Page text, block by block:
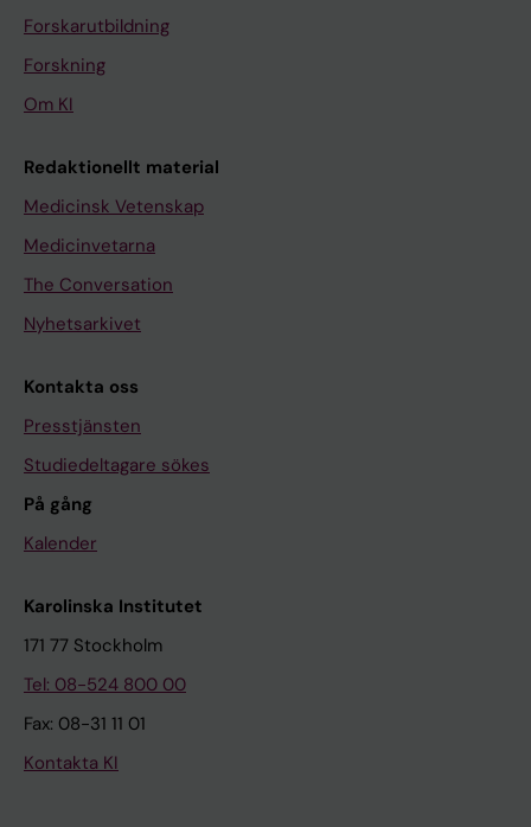
Forskarutbildning
Forskning
Om KI
Redaktionellt material
Medicinsk Vetenskap
Medicinvetarna
The Conversation
Nyhetsarkivet
Kontakta oss
Presstjänsten
Studiedeltagare sökes
På gång
Kalender
Karolinska Institutet
171 77 Stockholm
Tel: 08-524 800 00
Fax: 08-31 11 01
Kontakta KI